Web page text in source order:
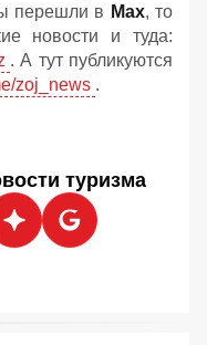
перешли в Мах, то
новости и туда:
. А тут публикуются
zoj_news .
туризма